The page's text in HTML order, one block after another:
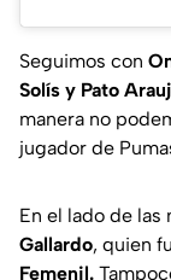
Seguimos con
Solís y Pato
manera no
jugador de
En el lado de las
Gallardo, quien
Femenil.